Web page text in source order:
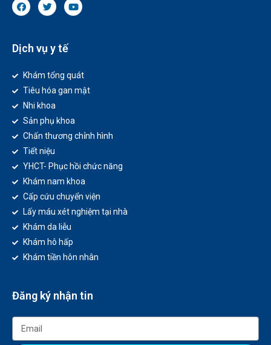
Dịch vụ y tế
Khám tổng quát
Tiêu hóa gan mật
Nhi khoa
Sản phụ khoa
Chấn thương chỉnh hình
Tiết niệu
YHCT- Phục hồi chức năng
Khám nam khoa
Cấp cứu chuyển viện
Lấy máu xét nghiệm tại nhà
Khám da liễu
Khám hô hấp
Khám tiền hôn nhân
Đăng ký nhận tin